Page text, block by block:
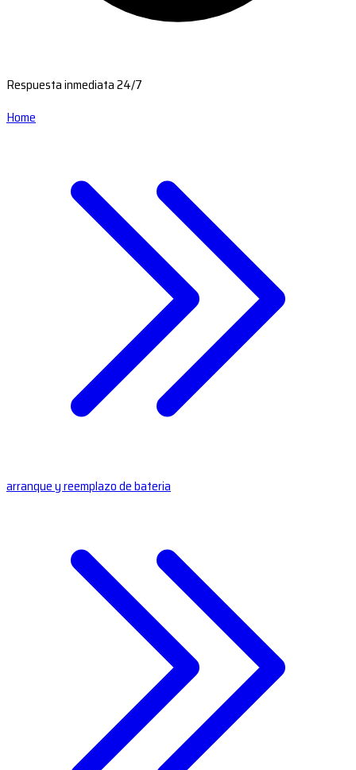
Respuesta inmediata 24/7
Home
arranque y reemplazo de bateria